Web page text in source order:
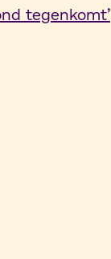
tegenkomt’